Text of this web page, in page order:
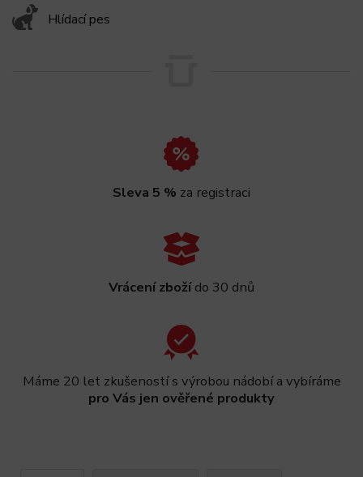
Hlídací pes
Sleva 5 % za registraci
Vrácení zbožído 30 dnů
Máme 20 let zkušeností s výrobou nádobí a vybíráme
pro Vás jen ověřené produkty